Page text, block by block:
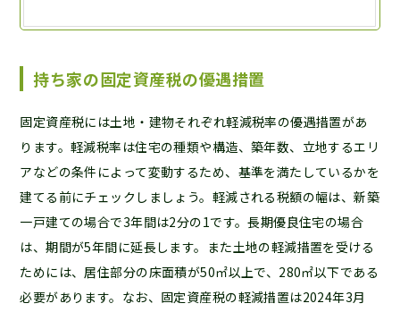
持ち家の固定資産税の優遇措置
固定資産税には土地・建物それぞれ軽減税率の優遇措置があ
ります。軽減税率は住宅の種類や構造、築年数、立地するエリ
アなどの条件によって変動するため、基準を満たしているかを
建てる前にチェックしましょう。軽減される税額の幅は、新築
一戸建ての場合で3年間は2分の1です。長期優良住宅の場合
は、期間が5年間に延長します。また土地の軽減措置を受ける
ためには、居住部分の床面積が50㎡以上で、280㎡以下である
必要があります。なお、固定資産税の軽減措置は2024年3月